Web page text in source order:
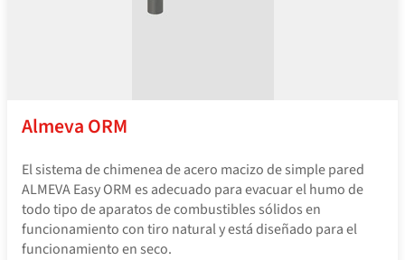
Almeva ORM
El sistema de chimenea de acero macizo de simple pared
ALMEVA Easy ORM es adecuado para evacuar el humo de
todo tipo de aparatos de combustibles sólidos en
funcionamiento con tiro natural y está diseñado para el
funcionamiento en seco.